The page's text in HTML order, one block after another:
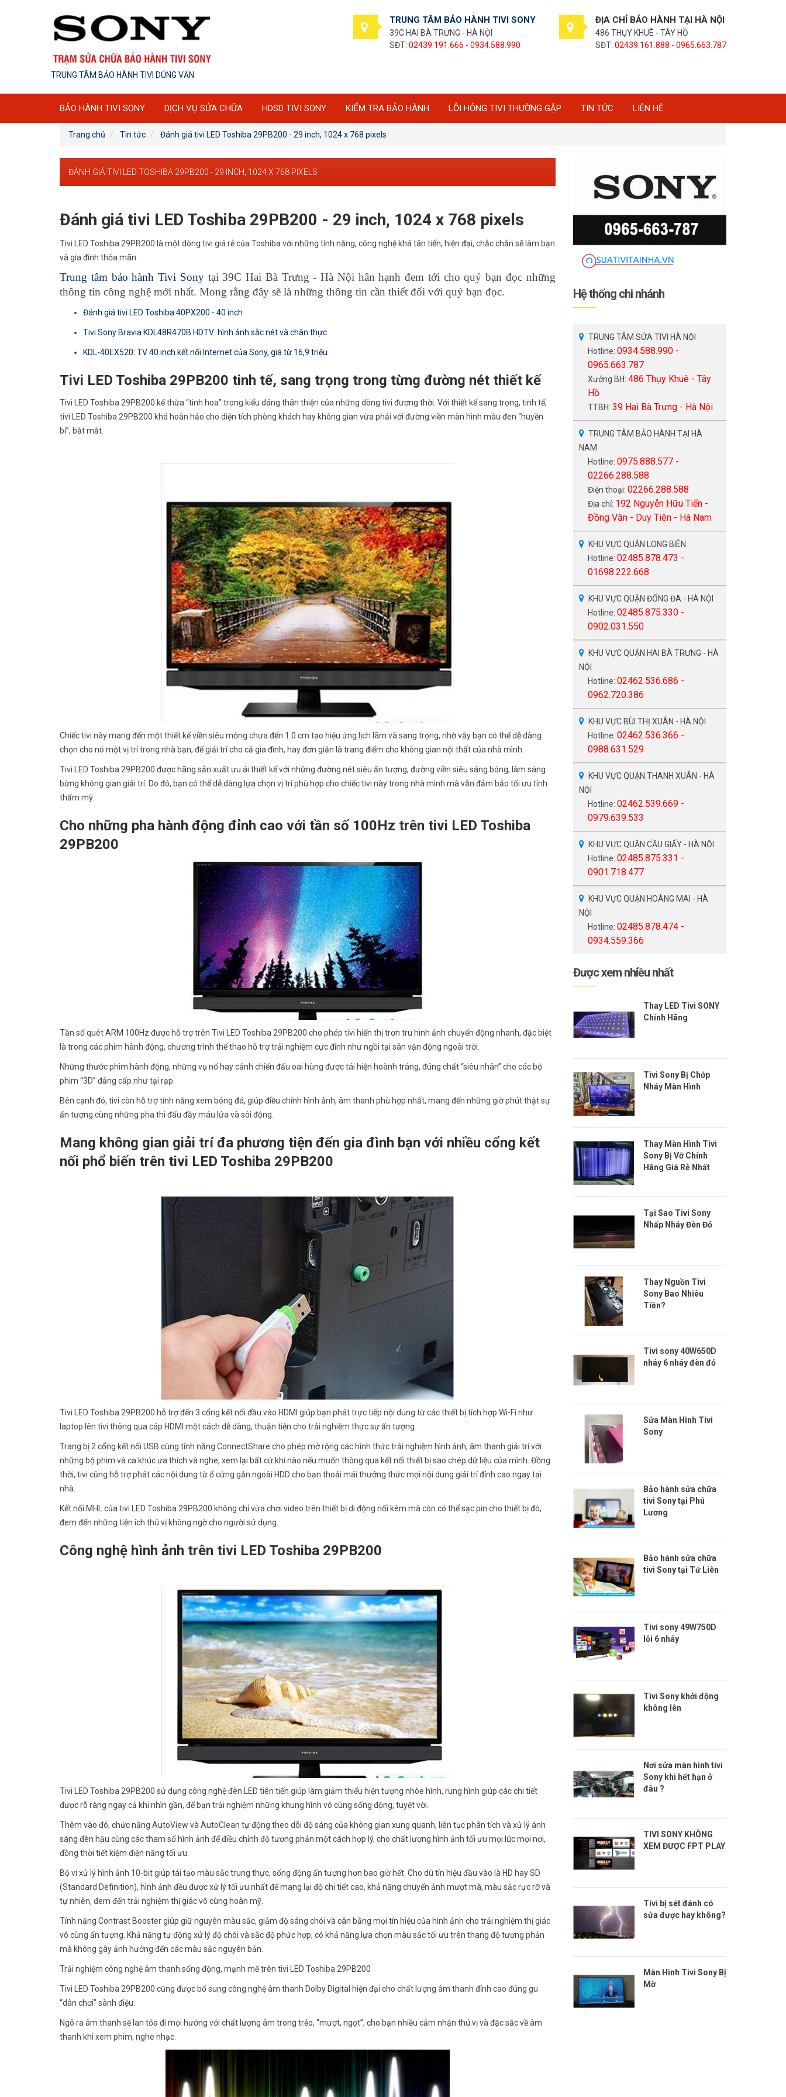
TRUNG TÂM BẢO HÀNH TIVI DŨNG VĂN
TRUNG TÂM BẢO HÀNH TIVI SONY
39C HAI BÀ TRƯNG - HÀ NỘI
SĐT: 02439.191.666 - 0934.588.990
ĐỊA CHỈ BẢO HÀNH TẠI HÀ NỘI
486 THỤY KHUÊ - TÂY HỒ
SĐT: 02439.161.888 - 0965.663.787
BẢO HÀNH TIVI SONY DỊCH VỤ SỬA CHỮA HDSD TIVI SONY KIỂM TRA BẢO HÀNH LỖI HỎNG TIVI THƯỜNG GẶP TIN TỨC LIÊN HỆ
Trang chủ Tin tức Đánh giá tivi LED Toshiba 29PB200 - 29 inch, 1024 x 768 pixels
ĐÁNH GIÁ TIVI LED TOSHIBA 29PB200 - 29 INCH, 1024 X 768 PIXELS
Đánh giá tivi LED Toshiba 29PB200 - 29 inch, 1024 x 768 pixels
Tivi LED Toshiba 29PB200 là một dòng tivi giá rẻ của Toshiba với những tính năng, công nghệ khá tân tiến, hiện đại, chắc chắn sẽ làm bạn
và gia đình thỏa mãn.
Trung tâm bảo hành Tivi Sonytại 39C Hai Bà Trưng - Hà Nội hân hạnh đem tới cho quý bạn đọc những
thông tin công nghệ mới nhất. Mong rằng đây sẽ là những thông tin cần thiết đối với quý bạn đọc.
Đánh giá tivi LED Toshiba 40PX200 - 40 inch
Tivi Sony Bravia KDL48R470B HDTV: hình ảnh sắc nét và chân thực
KDL-40EX520: TV 40 inch kết nối Internet của Sony, giá từ 16,9 triệu
Tivi LED Toshiba 29PB200 tinh tế, sang trọng trong từng đường nét thiết kế
Tivi LED Toshiba 29PB200 kế thừa “tinh hoa” trong kiểu dáng thân thiện của những dòng tivi đương thời. Với thiết kế sang trọng, tinh tế,
tivi LED Toshiba 29PB200 khá hoàn hảo cho diện tích phòng khách hay không gian vừa phải với đường viền màn hình màu đen “huyền
bí”, bắt mắt.
Chiếc tivi này mang đến một thiết kế viền siêu mỏng chưa đến 1.0 cm tạo hiệu ứng lịch lãm và sang trọng, nhờ vậy bạn có thể dễ dàng
chọn cho nó một vị trí trong nhà bạn, để giải trí cho cả gia đình, hay đơn giản là trang điểm cho không gian nội thất của nhà mình.
Tivi LED Toshiba 29PB200 được hãng sản xuất ưu ái thiết kế với những đường nét siêu ấn tượng, đường viền siêu sáng bóng, làm sáng
bừng không gian giải trí. Do đó, bạn có thể dễ dàng lựa chọn vị trí phù hợp cho chiếc tivi này trong nhà mình mà vẫn đảm bảo tối ưu tính
thẩm mỹ.
Cho những pha hành động đỉnh cao với tần số 100Hz trên tivi LED Toshiba
29PB200
Tần số quét ARM 100Hz được hỗ trợ trên Tivi LED Toshiba 29PB200 cho phép tivi hiển thị trơn tru hình ảnh chuyển động nhanh, đặc biệt
là trong các phim hành động, chương trình thể thao hỗ trợ trải nghiệm cực đỉnh như ngồi tại sân vận động ngoài trời.
Những thước phim hành động, những vụ nổ hay cảnh chiến đấu oai hùng được tái hiện hoành tráng, đúng chất “siêu nhân” cho các bộ
phim “3D” đẳng cấp như tại rạp.
Bên cạnh đó, tivi còn hỗ trợ tính năng xem bóng đá, giúp điều chỉnh hình ảnh, âm thanh phù hợp nhất, mang đến những giờ phút thật sự
ấn tượng cùng những pha thi đấu đầy máu lửa và sôi động.
Mang không gian giải trí đa phương tiện đến gia đình bạn với nhiều cổng kết
nối phổ biến trên tivi LED Toshiba 29PB200
Tivi LED Toshiba 29PB200 hỗ trợ đến 3 cổng kết nối đầu vào HDMI giúp bạn phát trực tiếp nội dung từ các thiết bị tích hợp Wi-Fi như
laptop lên tivi thông qua cáp HDMI một cách dễ dàng, thuận tiện cho trải nghiệm thực sự ấn tượng.
Trang bị 2 cổng kết nối USB cùng tính năng ConnectShare cho phép mở rộng các hình thức trải nghiệm hình ảnh, âm thanh giải trí với
những bộ phim và ca khúc ưa thích và nghe, xem lại bất cứ khi nào nếu muốn thông qua kết nối thiết bị sao chép dữ liệu của mình. Đồng
thời, tivi cũng hỗ trợ phát các nội dung từ ổ cứng gắn ngoài HDD cho bạn thoải mái thưởng thức mọi nội dung giải trí đỉnh cao ngay tại
nhà.
Kết nối MHL của tivi LED Toshiba 29PB200 không chỉ vừa chơi video trên thiết bị di động nối kèm mà còn có thể sạc pin cho thiết bị đó,
đem đến những tiện ích thú vị không ngờ cho người sử dụng.
Công nghệ hình ảnh trên tivi LED Toshiba 29PB200
Tivi LED Toshiba 29PB200 sử dụng công nghệ đèn LED tiên tiến giúp làm giảm thiểu hiện tượng nhòe hình, rung hình giúp các chi tiết
được rõ ràng ngay cả khi nhìn gần, để bạn trải nghiệm những khung hình vô cùng sống động, tuyệt vời.
Thêm vào đó, chức năng AutoView và AutoClean tự động theo dõi độ sáng của không gian xung quanh, liên tục phân tích và xử lý ánh
sáng đèn hậu cùng các tham số hình ảnh để điều chỉnh độ tương phản một cách hợp lý, cho chất lượng hình ảnh tối ưu mọi lúc mọi nơi,
đồng thời tiết kiệm điện năng tối ưu.
Bộ vi xử lý hình ảnh 10-bit giúp tái tạo màu sắc trung thực, sống động ấn tượng hơn bao giờ hết. Cho dù tín hiệu đầu vào là HD hay SD
(Standard Definition), hình ảnh đều được xử lý tối ưu nhất để mang lại độ chi tiết cao, khả năng chuyển ảnh mượt mà, màu sắc rực rỡ và
tự nhiên, đem đến trải nghiệm thị giác vô cùng hoàn mỹ.
Tính năng Contrast Booster giúp giữ nguyên màu sắc, giảm độ sáng chói và cân bằng mọi tín hiệu của hình ảnh cho trải nghiệm thị giác
vô cùng ấn tượng. Khả năng tự động xử lý độ chói và sắc độ phức hợp, có khả năng lựa chọn màu sắc tối ưu trên thang độ tương phản
mà không gây ảnh hưởng đến các màu sắc nguyên bản.
Trải nghiệm công nghệ âm thanh sống động, mạnh mẽ trên tivi LED Toshiba 29PB200
Tivi LED Toshiba 29PB200 cũng được bổ sung công nghệ âm thanh Dolby Digital hiện đại cho chất lượng âm thanh đỉnh cao đúng gu
“dân chơi” sành điệu.
Ngõ ra âm thanh sẽ lan tỏa đi mọi hướng với chất lượng âm trong trẻo, “mượt, ngọt”, cho bạn nhiều cảm nhận thú vị và đặc sắc về âm
thanh khi xem phim, nghe nhạc.
Hệ thống chi nhánh
TRUNG TÂM SỬA TIVI HÀ NỘI
Hotline: 0934.588.990 -
0965.663.787
Xưởng BH: 486 Thụy Khuê - Tây
Hồ
TTBH: 39 Hai Bà Trưng - Hà Nội
TRUNG TÂM BẢO HÀNH TẠI HÀ
NAM
Hotline: 0975.888.577 -
02266.288.588
Điện thoại: 02266.288.588
Địa chỉ: 192 Nguyễn Hữu Tiến -
Đồng Văn - Duy Tiên - Hà Nam
KHU VỰC QUẬN LONG BIÊN
Hotline: 02485.878.473 -
01698.222.668
KHU VỰC QUẬN ĐỐNG ĐA - HÀ NỘI
Hotline: 02485.875.330 -
0902.031.550
KHU VỰC QUẬN HAI BÀ TRƯNG - HÀ
NỘI
Hotline: 02462.536.686 -
0962.720.386
KHU VỰC BÙI THỊ XUÂN - HÀ NỘI
Hotline: 02462.536.366 -
0988.631.529
KHU VỰC QUẬN THANH XUÂN - HÀ
NỘI
Hotline: 02462.539.669 -
0979.639.533
KHU VỰC QUẬN CẦU GIẤY - HÀ NỘI
Hotline: 02485.875.331 -
0901.718.477
KHU VỰC QUẬN HOÀNG MAI - HÀ
NỘI
Hotline: 02485.878.474 -
0934.559.366
Được xem nhiều nhất
Thay LED Tivi SONY
Chính Hãng
Tivi Sony Bị Chớp
Nháy Màn Hình
Thay Màn Hình Tivi
Sony Bị Vỡ Chính
Hãng Giá Rẻ Nhất
Tại Sao Tivi Sony
Nhấp Nháy Đèn Đỏ
Thay Nguồn Tivi
Sony Bao Nhiêu
Tiền?
Tivi sony 40W650D
nháy 6 nháy đèn đỏ
Sửa Màn Hình Tivi
Sony
Bảo hành sửa chữa
tivi Sony tại Phú
Lương
Bảo hành sửa chữa
tivi Sony tại Tứ Liên
Tivi sony 49W750D
lỗi 6 nháy
Tivi Sony khởi động
không lên
Nơi sửa màn hình tivi
Sony khi hết hạn ở
đâu ?
TIVI SONY KHÔNG
XEM ĐƯỢC FPT PLAY
Tivi bị sét đánh có
sửa được hay không?
Màn Hình Tivi Sony Bị
Mờ